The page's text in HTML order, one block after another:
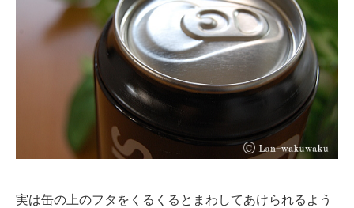
実は缶の上のフタをくるくるとまわしてあけられるよう